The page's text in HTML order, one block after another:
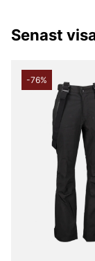
Senast
-76%